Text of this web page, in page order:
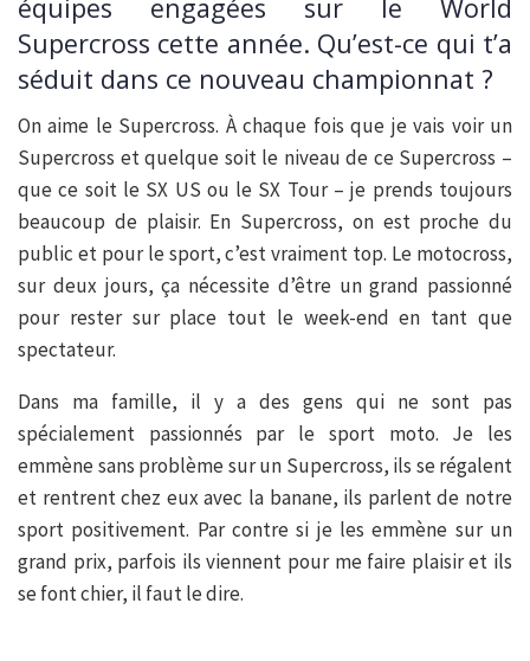
équipes engagées sur le World
Supercross cette année. Qu’est-ce qui t’a
séduit dans ce nouveau championnat ?
On aime le Supercross. À chaque fois que je vais voir un
Supercross et quelque soit le niveau de ce Supercross –
que ce soit le SX US ou le SX Tour – je prends toujours
beaucoup de plaisir. En Supercross, on est proche du
public et pour le sport, c’est vraiment top. Le motocross,
sur deux jours, ça nécessite d’être un grand passionné
pour rester sur place tout le week-end en tant que
spectateur.
Dans ma famille, il y a des gens qui ne sont pas
spécialement passionnés par le sport moto. Je les
emmène sans problème sur un Supercross, ils se régalent
et rentrent chez eux avec la banane, ils parlent de notre
sport positivement. Par contre si je les emmène sur un
grand prix, parfois ils viennent pour me faire plaisir et ils
se font chier, il faut le dire.